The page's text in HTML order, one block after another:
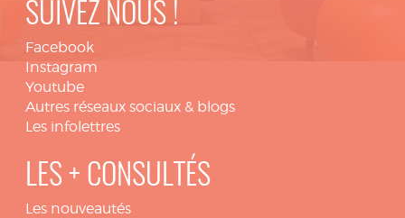
SUIVEZ NOUS !
Facebook
Instagram
Youtube
Autres réseaux sociaux & blogs
Les infolettres
LES + CONSULTÉS
Les nouveautés